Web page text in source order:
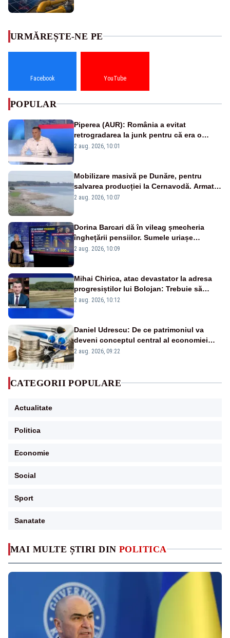
MAI MULTE ȘTIRI DIN POLITICA
URMĂREȘTE-NE PE
Facebook YouTube
POPULAR
Piperea (AUR): România a evitat
retrogradarea la junk pentru că era o
catastrofă pentru bănci și fondurile de
2 aug. 2026, 10:01
Mobilizare masivă pe Dunăre, pentru
salvarea producției la Cernavodă. Armata
va detona o stâncă și va devia apa
2 aug. 2026, 10:07
Dorina Barcari dă în vileag șmecheria
înghețării pensiilor. Sumele uriașe
pierdute de fiecare român
2 aug. 2026, 10:09
Mihai Chirica, atac devastator la adresa
progresiștilor lui Bolojan: Trebuie să
protejăm și natura, dar nu șținem omaneii
2 aug. 2026, 10:12
Daniel Udrescu: De ce patrimoniul va
deveni conceptul central al economiei
viitoare?
2 aug. 2026, 09:22
CATEGORII POPULARE
Actualitate
Politica
Economie
Social
Sport
Sanatate